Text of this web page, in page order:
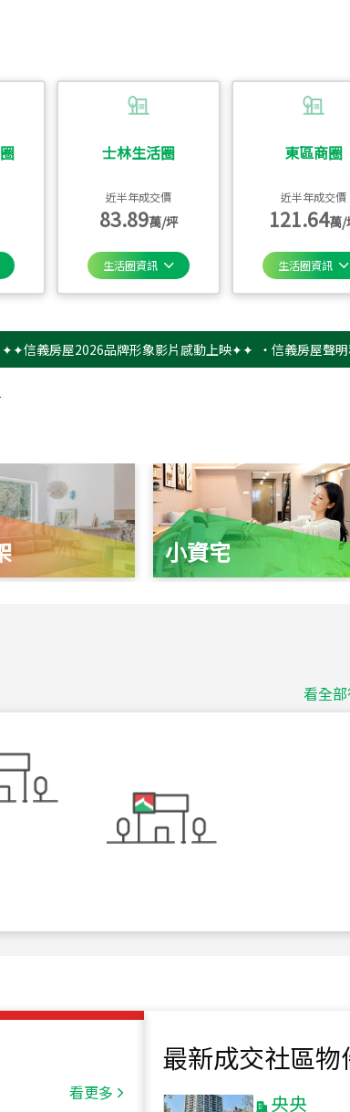
士林生活圈
近半年成交價
83.89萬/坪
生活圈資訊
東區商圈
近半年成交價
121.64萬/
生活圈資訊
房屋2026品牌形象影片感動上映✦✦ ‧信義房屋聲明稿－防
小資宅
看全
看更多
最新成交社區物
台北市中山區長
新竹市新竹市慈
115年07月 成交
新竹縣竹北市高鐵